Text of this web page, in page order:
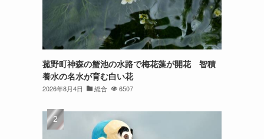
菰野町神森の蟹池の水路で梅花藻が開花 智積
養水の名水が育む白い花
2026年8月4日 総合 6507